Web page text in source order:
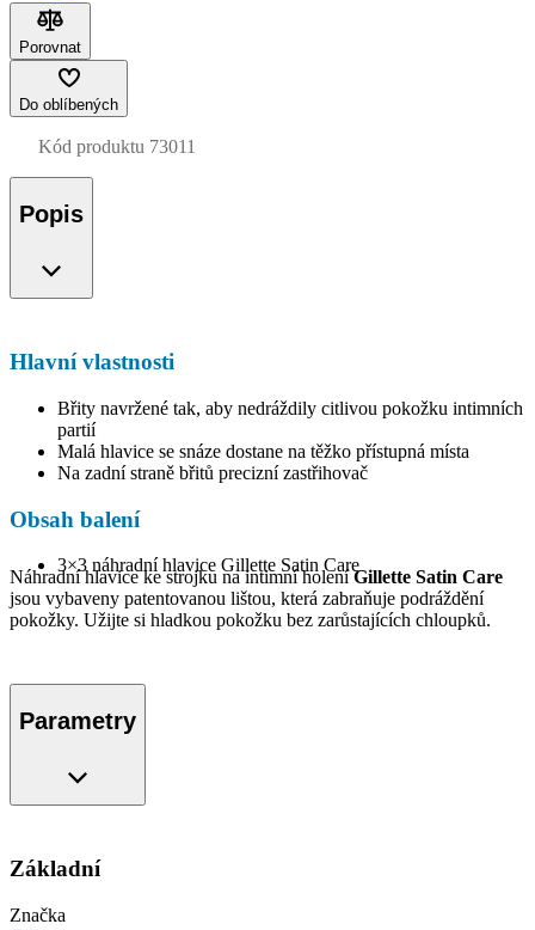
Porovnat
Do oblíbených
Kód produktu 73011
Popis
Hlavní vlastnosti
Břity navržené tak, aby nedráždily citlivou pokožku intimních
partií
Malá hlavice se snáze dostane na těžko přístupná místa
Na zadní straně břitů precizní zastřihovač
Obsah balení
3×3 náhradní hlavice Gillette Satin Care
Náhradní hlavice ke strojku na intimní holeníGillette Satin Care
jsou vybaveny patentovanou lištou, která zabraňuje podráždění
pokožky. Užijte si hladkou pokožku bez zarůstajících chloupků.
Parametry
Základní
Značka